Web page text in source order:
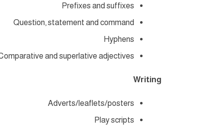
Prefixes and suffixes
Question, statement and command
Hyphens
and superlative adjectives
Writing
Adverts/leaflets/posters
Play scripts